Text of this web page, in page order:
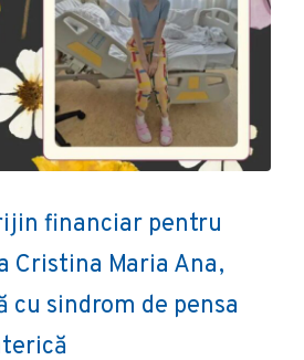
financiar pentru
Cristina Maria Ana,
cu sindrom de pensa